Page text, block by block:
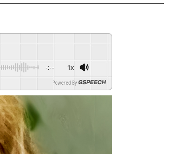
-:-- 1x
Powered By GSPEECH